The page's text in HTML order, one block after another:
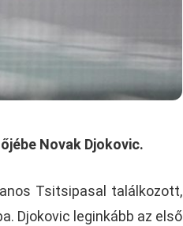
Novak Djokovic.
Tsitsipasal találkozott,
Djokovic leginkább az első